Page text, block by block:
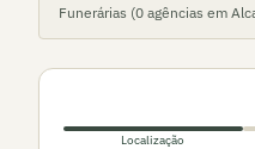
Funerárias (0 agências em
Localização